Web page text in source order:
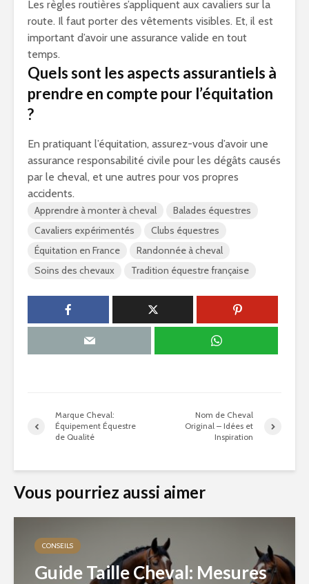
Les règles routières s’appliquent aux cavaliers sur la
route. Il faut porter des vêtements visibles. Et, il est
important d’avoir une assurance valide en tout
temps.
Quels sont les aspects assurantiels à
prendre en compte pour l’équitation
?
En pratiquant l’équitation, assurez-vous d’avoir une
assurance responsabilité civile pour les dégâts causés
par le cheval, et une autres pour vos propres
accidents.
Apprendre à monter à cheval
Balades équestres
Cavaliers expérimentés
Clubs équestres
Équitation en France
Randonnée à cheval
Soins des chevaux
Tradition équestre française
Marque Cheval:
Équipement Équestre
de Qualité
Nom de Cheval
Original – Idées et
Inspiration
Vous pourriez aussi aimer
CONSEILS
Guide Taille Cheval: Mesures